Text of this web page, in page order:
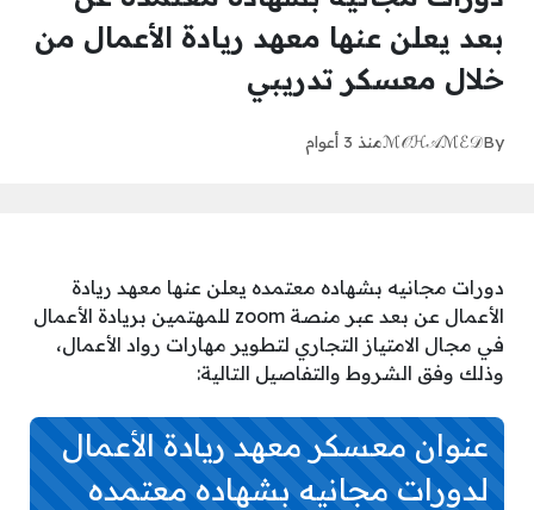
بعد يعلن عنها معهد ريادة الأعمال من
خلال معسكر تدريبي
By
ℳ𝒪ℋ𝒜ℳℰ𝒟منذ 3 أعوام
دورات مجانيه بشهاده معتمده يعلن عنها معهد ريادة
الأعمال عن بعد عبر منصة zoom للمهتمين بريادة الأعمال
في مجال الامتياز التجاري لتطوير مهارات رواد الأعمال،
وذلك وفق الشروط والتفاصيل التالية:
عنوان معسكر معهد ريادة الأعمال
لدورات مجانيه بشهاده معتمده